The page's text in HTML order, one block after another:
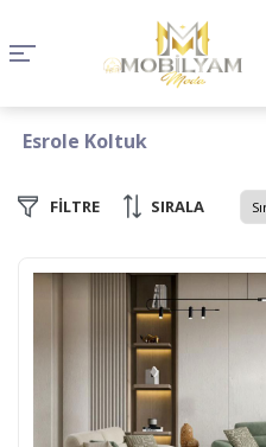
Esrole Koltuk
FİLTRE SIRALA